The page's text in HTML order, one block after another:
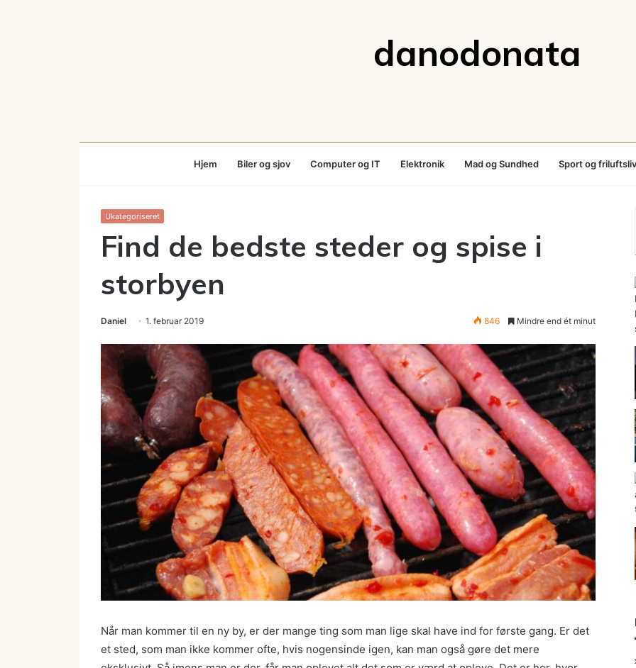
danodonata
Hjem Biler og sjov Computer og IT Elektronik Mad og Sundhed Sport og friluftsliv
Ukategoriseret
Find de bedste steder og spise i
storbyen
Daniel 1. februar 2019 846 Mindre end ét minut
Når man kommer til en ny by, er der mange ting som man lige skal have ind for første gang. Er det
et sted, som man ikke kommer ofte, hvis nogensinde igen, kan man også gøre det mere